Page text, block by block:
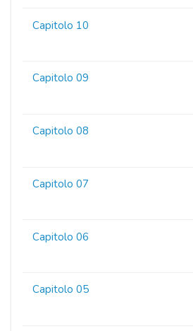
Capitolo 10
Capitolo 09
Capitolo 08
Capitolo 07
Capitolo 06
Capitolo 05